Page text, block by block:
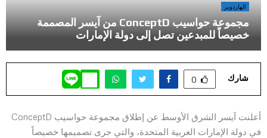
الهاردوير
مجموعة حواسيب ConceptD من آيسر المصممة
خصيصاً للمبدعين تصل إلى دولة الإمارات
شارك 0
أعلنت آيسر الشرق الأوسط عن إطلاق مجموعة حواسيب ConceptD
في دولة الإمارات العربية المتحدة، والتي جرى تصميمها خصيصاً